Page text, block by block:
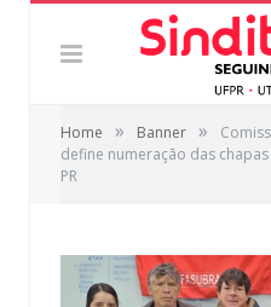
Home » Banner »
define numeração das chapas
PR